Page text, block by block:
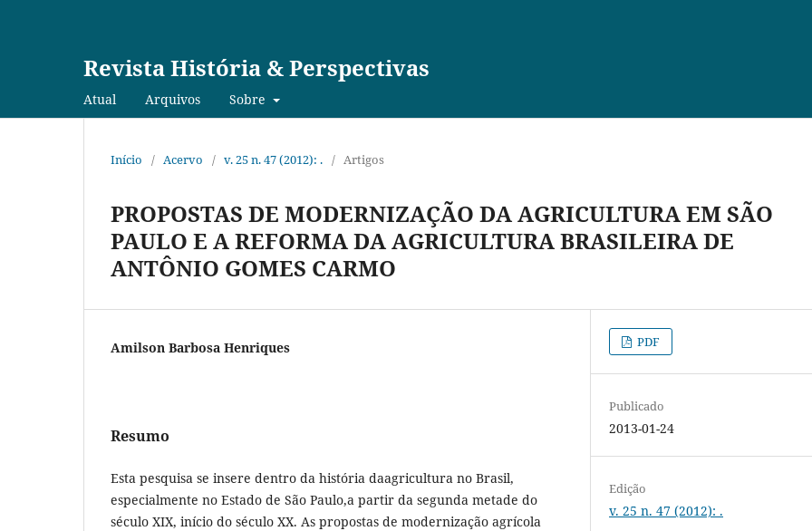
Revista História & Perspectivas
Atual Arquivos Sobre
Início / Acervo / v. 25 n. 47 (2012): . / Artigos
PROPOSTAS DE MODERNIZAÇÃO DA AGRICULTURA EM SÃO
PAULO E A REFORMA DA AGRICULTURA BRASILEIRA DE
ANTÔNIO GOMES CARMO
Amilson Barbosa Henriques
Resumo
Esta pesquisa se insere dentro da história daagricultura no Brasil,
especialmente no Estado de São Paulo,a partir da segunda metade do
século XIX, início do século XX. As propostas de modernização agrícola
PDF
Publicado
2013-01-24
Edição
v. 25 n. 47 (2012): .